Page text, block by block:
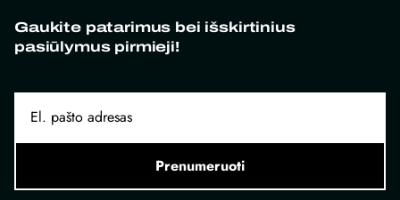
Gaukite patarimus bei išskirtinius
pasiūlymus pirmieji!
Prenumeruoti